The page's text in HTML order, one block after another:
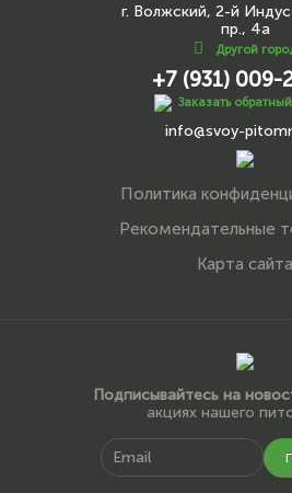
г. Волжский, 2-й
пр., 4а
Другой
+7 (931) 009-
Заказать
info@svoy-
Политика
Рекомендательные
Карта сайта
Подписывайтесь на
акциях нашего